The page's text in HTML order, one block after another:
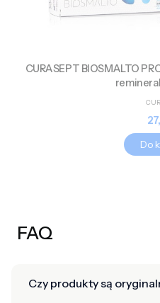
CURASEPT BIOSMALTO
Do
FAQ
Czy produkty są